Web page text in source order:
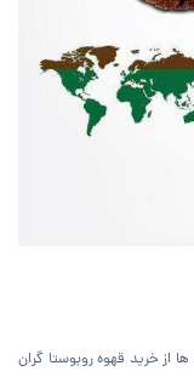
از خرید قهوه روبوستا گران